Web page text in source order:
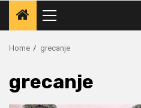
Primary
Menu
Home grecanje
grecanje